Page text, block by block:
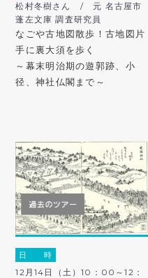
松村冬樹さん / 元 名古屋市
蓬左文庫 調査研究員
なごや古地図散歩！古地図片
手に裏大須を歩く
～幕末明治期の遊郭跡、小
径、神社仏閣まで～
日 時
12月14日（土）10：00～12：